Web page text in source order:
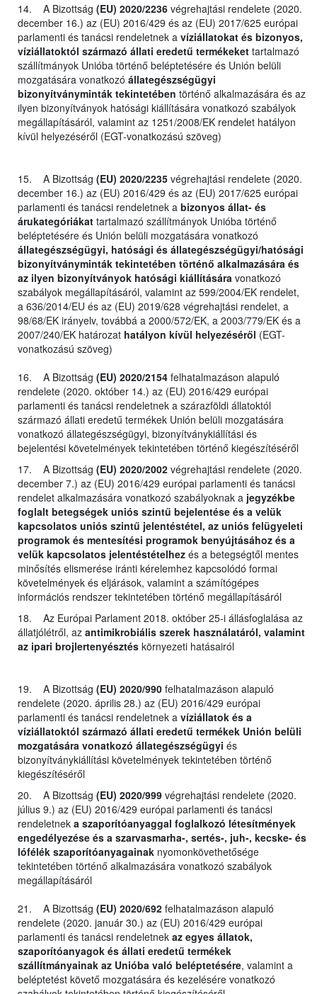
14. A Bizottság (EU) 2020/2236 végrehajtási rendelete (2020.
december 16.) az (EU) 2016/429 és az (EU) 2017/625 európai
parlamenti és tanácsi rendeletnek a víziállatokat és bizonyos,
víziállatoktól származó állati eredetű termékeket tartalmazó
szállítmányok Unióba történő beléptetésére és Unión belüli
mozgatására vonatkozó állategészségügyi
bizonyítványminták tekintetében történő alkalmazására és az
ilyen bizonyítványok hatósági kiállítására vonatkozó szabályok
megállapításáról, valamint az 1251/2008/EK rendelet hatályon
kívül helyezéséről (EGT-vonatkozású szöveg)
15. A Bizottság (EU) 2020/2235 végrehajtási rendelete (2020.
december 16.) az (EU) 2016/429 és az (EU) 2017/625 európai
parlamenti és tanácsi rendeletnek a bizonyos állat- és
árukategóriákat tartalmazó szállítmányok Unióba történő
beléptetésére és Unión belüli mozgatására vonatkozó
állategészségügyi, hatósági és állategészségügyi/hatósági
bizonyítványminták tekintetében történő alkalmazására és
az ilyen bizonyítványok hatósági kiállítására vonatkozó
szabályok megállapításáról, valamint az 599/2004/EK rendelet,
a 636/2014/EU és az (EU) 2019/628 végrehajtási rendelet, a
98/68/EK irányelv, továbbá a 2000/572/EK, a 2003/779/EK és a
2007/240/EK határozat hatályon kívül helyezéséről (EGT-
vonatkozású szöveg)
16. A Bizottság (EU) 2020/2154 felhatalmazáson alapuló
rendelete (2020. október 14.) az (EU) 2016/429 európai
parlamenti és tanácsi rendeletnek a szárazföldi állatoktól
származó állati eredetű termékek Unión belüli mozgatására
vonatkozó állategészségügyi, bizonyítványkiállítási és
bejelentési követelmények tekintetében történő kiegészítéséről
17. A Bizottság (EU) 2020/2002 végrehajtási rendelete (2020.
december 7.) az (EU) 2016/429 európai parlamenti és tanácsi
rendelet alkalmazására vonatkozó szabályoknak a jegyzékbe
foglalt betegségek uniós szintű bejelentése és a velük
kapcsolatos uniós szintű jelentéstétel, az uniós felügyeleti
programok és mentesítési programok benyújtásához és a
velük kapcsolatos jelentéstételhez és a betegségtől mentes
minősítés elismerése iránti kérelemhez kapcsolódó formai
követelmények és eljárások, valamint a számítógépes
információs rendszer tekintetében történő megállapításáról
18. Az Európai Parlament 2018. október 25-i állásfoglalása az
állatjólétről, az antimikrobiális szerek használatáról, valamint
az ipari brojlertenyésztés környezeti hatásairól
19. A Bizottság (EU) 2020/990 felhatalmazáson alapuló
rendelete (2020. április 28.) az (EU) 2016/429 európai
parlamenti és tanácsi rendeletnek a víziállatok és a
víziállatoktól származó állati eredetű termékek Unión belüli
mozgatására vonatkozó állategészségügyi és
bizonyítványkiállítási követelmények tekintetében történő
kiegészítéséről
20. A Bizottság (EU) 2020/999 végrehajtási rendelete (2020.
július 9.) az (EU) 2016/429 európai parlamenti és tanácsi
rendeletnek a szaporítóanyaggal foglalkozó létesítmények
engedélyezése és a szarvasmarha-, sertés-, juh-, kecske- és
lófélék szaporítóanyagainak nyomonkövethetősége
tekintetében történő alkalmazására vonatkozó szabályok
megállapításáról
21. A Bizottság (EU) 2020/692 felhatalmazáson alapuló
rendelete (2020. január 30.) az (EU) 2016/429 európai
parlamenti és tanácsi rendeletnek az egyes állatok,
szaporítóanyagok és állati eredetű termékek
szállítmányainak az Unióba való beléptetésére, valamint a
beléptetést követő mozgatására és kezelésére vonatkozó